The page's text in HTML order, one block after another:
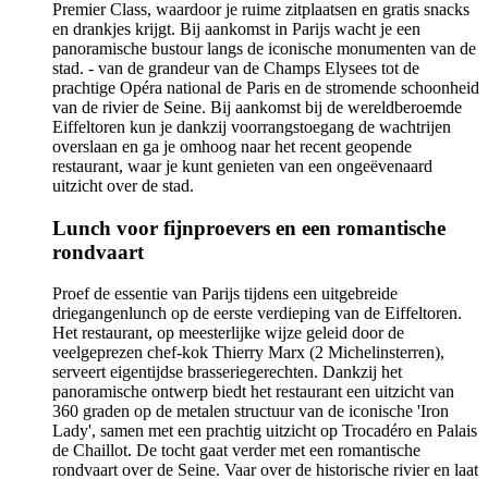
Premier Class, waardoor je ruime zitplaatsen en gratis snacks
en drankjes krijgt. Bij aankomst in Parijs wacht je een
panoramische bustour langs de iconische monumenten van de
stad. - van de grandeur van de Champs Elysees tot de
prachtige Opéra national de Paris en de stromende schoonheid
van de rivier de Seine. Bij aankomst bij de wereldberoemde
Eiffeltoren kun je dankzij voorrangstoegang de wachtrijen
overslaan en ga je omhoog naar het recent geopende
restaurant, waar je kunt genieten van een ongeëvenaard
uitzicht over de stad.
Lunch voor fijnproevers en een romantische
rondvaart
Proef de essentie van Parijs tijdens een uitgebreide
driegangenlunch op de eerste verdieping van de Eiffeltoren.
Het restaurant, op meesterlijke wijze geleid door de
veelgeprezen chef-kok Thierry Marx (2 Michelinsterren),
serveert eigentijdse brasseriegerechten. Dankzij het
panoramische ontwerp biedt het restaurant een uitzicht van
360 graden op de metalen structuur van de iconische 'Iron
Lady', samen met een prachtig uitzicht op Trocadéro en Palais
de Chaillot. De tocht gaat verder met een romantische
rondvaart over de Seine. Vaar over de historische rivier en laat